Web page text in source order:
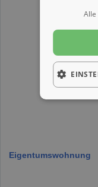
Eigentumswohnung
Alle